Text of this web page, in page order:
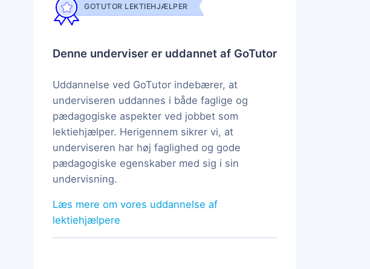
GOTUTOR LEKTIEHJÆLPER
Denne underviser er uddannet af GoTutor
Uddannelse ved GoTutor indebærer, at
underviseren uddannes i både faglige og
pædagogiske aspekter ved jobbet som
lektiehjælper. Herigennem sikrer vi, at
underviseren har høj faglighed og gode
pædagogiske egenskaber med sig i sin
undervisning.
Læs mere om vores uddannelse af
lektiehjælpere